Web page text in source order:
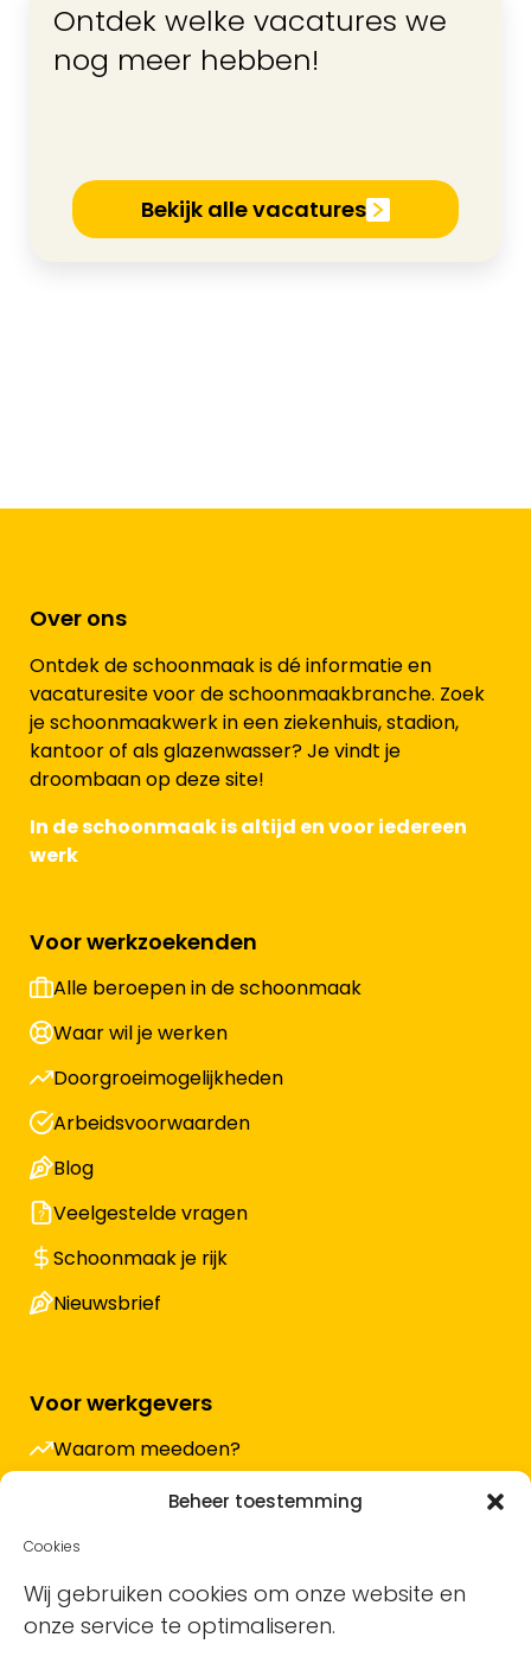
Beheer toestemming
Cookies
Wij gebruiken cookies om onze website en
onze service te optimaliseren.
Ontdek welke vacatures we
nog meer hebben!
Bekijk alle vacatures
Over ons
Ontdek de schoonmaak is dé informatie en
vacaturesite voor de schoonmaakbranche. Zoek
je schoonmaakwerk in een ziekenhuis, stadion,
kantoor of als glazenwasser? Je vindt je
droombaan op deze site!
In de schoonmaak is altijd en voor iedereen
werk
Voor werkzoekenden
Alle beroepen in de schoonmaak
Waar wil je werken
Doorgroeimogelijkheden
Arbeidsvoorwaarden
Blog
Veelgestelde vragen
Schoonmaak je rijk
Nieuwsbrief
Voor werkgevers
Waarom meedoen?
Hoe werkt het en wat kost het?
Vacature plaatsen
Sollicitanten ontvangen
Blog